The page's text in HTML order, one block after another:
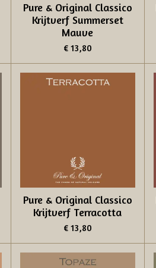
Pure & Original Classico
Krijtverf Summerset
Mauve
€ 13,80
Pure & Original Classico
Krijtverf Terracotta
€ 13,80